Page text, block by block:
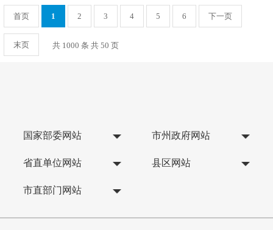
首页 1 2 3 4 5 6 下一页
末页 共 1000 条 共 50 页
国家部委网站 市州政府网站
省直单位网站 县区网站
市直部门网站